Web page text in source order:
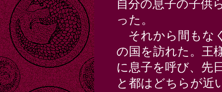
自分の息子の子供
った。
それから間もな
の国を訪れた。王
に息子を呼び、先
と都はどちらが近